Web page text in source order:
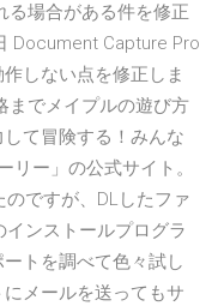
る場合がある件を修正
Document Capture Pro
しない点を修正しま
までメイプルの遊び方
て冒険する！みんな
ー」の公式サイト。
ですが、DLしたファ
ンストールプログラ
トを調べて色々試し
メールを送ってもサ